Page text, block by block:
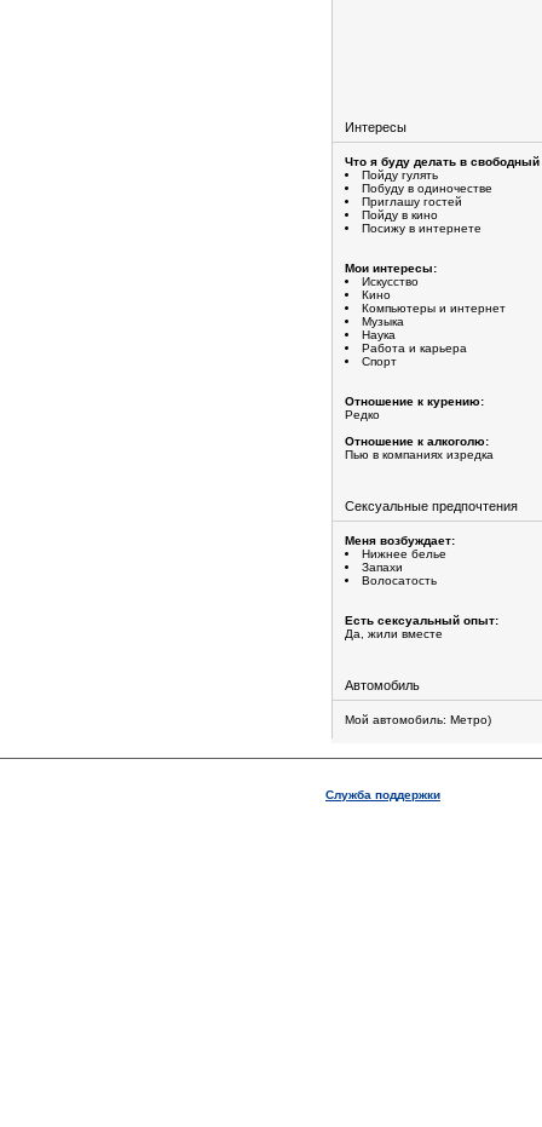
Интересы
Что я буду делать в свободный
Пойду гулять
Побуду в одиночестве
Приглашу гостей
Пойду в кино
Посижу в интернете
Мои интересы:
Искусство
Кино
Компьютеры и интернет
Музыка
Наука
Работа и карьера
Спорт
Отношение к курению:
Редко
Отношение к алкоголю:
Пью в компаниях изредка
Сексуальные предпочтения
Меня возбуждает:
Нижнее белье
Запахи
Волосатость
Есть сексуальный опыт:
Да, жили вместе
Автомобиль
Мой автомобиль: Метро)
Служба поддержки